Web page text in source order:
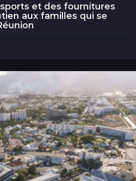
et des fournitures
aux familles qui se